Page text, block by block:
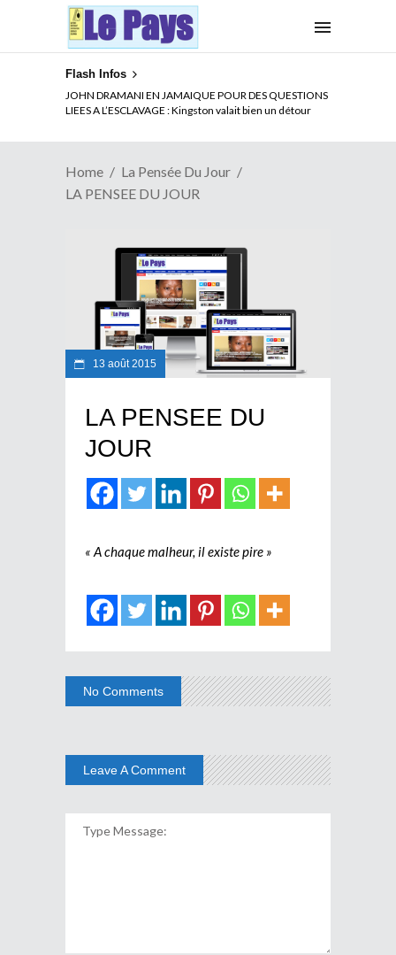
Flash Infos
JOHN DRAMANI EN JAMAIQUE POUR DES QUESTIONS
LIEES A L’ESCLAVAGE : Kingston valait bien un détour
Home
La Pensée Du Jour
LA PENSEE DU JOUR
13 août 2015
LA PENSEE DU
JOUR
« A chaque malheur, il existe pire »
No Comments
Leave A Comment